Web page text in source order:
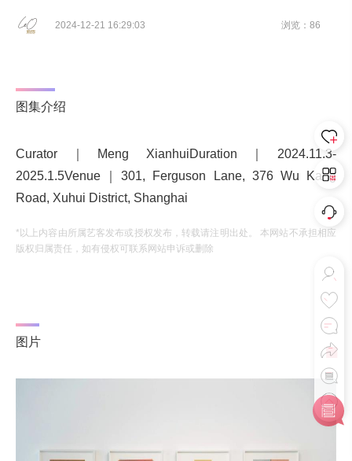
2024-12-21 16:29:03 浏览：86
图集介绍
Curator｜Meng XianhuiDuration｜2024.11.3-
2025.1.5Venue｜301, Ferguson Lane, 376 Wu Kang
Road, Xuhui District, Shanghai
*以上内容由所属艺客发布或授权发布，转载请注明出处。 本网站不承担相应
版权归属责任，如有侵权可联系网站申诉或删除
图片